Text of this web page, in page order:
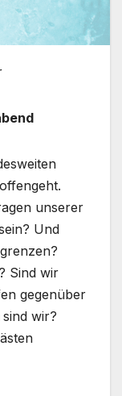
unserer
Und
Sind wir
gegenüber
wir?